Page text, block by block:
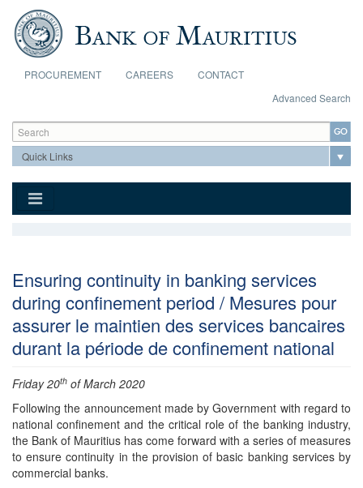
Skip to main content
PROCUREMENT CAREERS
CONTACT
Advanced Search
Search form
Search
Ensuring continuity in banking services
during confinement period / Mesures pour
assurer le maintien des services bancaires
durant la période de confinement national
Friday 20th of March 2020
Following the announcement made by Government with regard to
national confinement and the critical role of the banking industry,
the Bank of Mauritius has come forward with a series of measures
to ensure continuity in the provision of basic banking services by
commercial banks.